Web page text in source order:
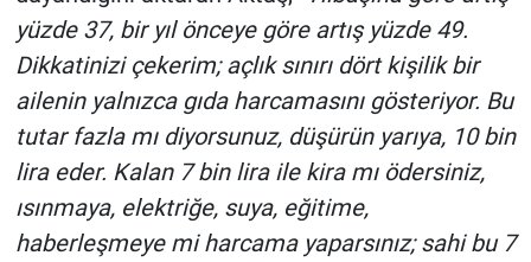
yüzde 37, bir yıl önceye göre artış yüzde 49.
Dikkatinizi çekerim; açlık sınırı dört kişilik bir
ailenin yalnızca gıda harcamasını gösteriyor. Bu
tutar fazla mı diyorsunuz, düşürün yarıya, 10 bin
lira eder. Kalan 7 bin lira ile kira mı ödersiniz,
ısınmaya, elektriğe, suya, eğitime,
haberleşmeye mi harcama yaparsınız; sahi bu 7